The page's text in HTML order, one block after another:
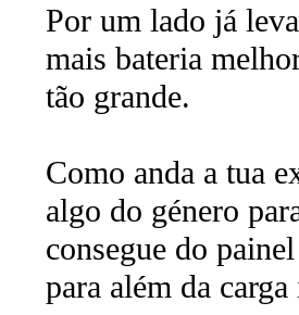
Por um lado já
mais bateria
tão grande.
Como anda a tua
algo do género
consegue do
para além da